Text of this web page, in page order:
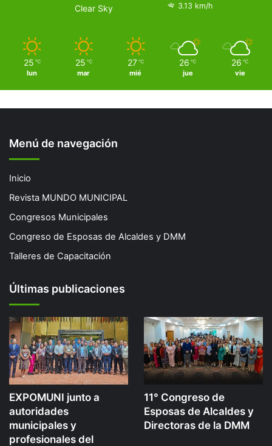
Clear Sky
3.13 km/h
25 ℃
lun
25 ℃
mar
27 ℃
mié
26 ℃
jue
26 ℃
vie
Menú de navegación
Inicio
Revista MUNDO MUNICIPAL
Congresos Municipales
Congreso de Esposas de Alcaldes y DMM
Talleres de Capacitación
Últimas publicaciones
EXPOMUNI junto a
autoridades
municipales y
profesionales del
11° Congreso de
Esposas de Alcaldes y
Directoras de la DMM